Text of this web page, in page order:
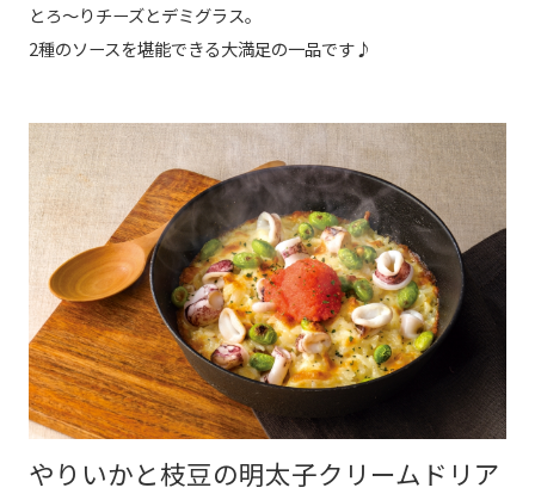
とろ～りチーズとデミグラス。
2種のソースを堪能できる大満足の一品です♪
やりいかと枝豆の明太子クリームドリア